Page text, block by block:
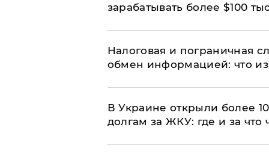
зарабатывать более $100
Налоговая и пограничная
обмен информацией: что
В Украине открыли более
долгам за ЖКУ: где и за что